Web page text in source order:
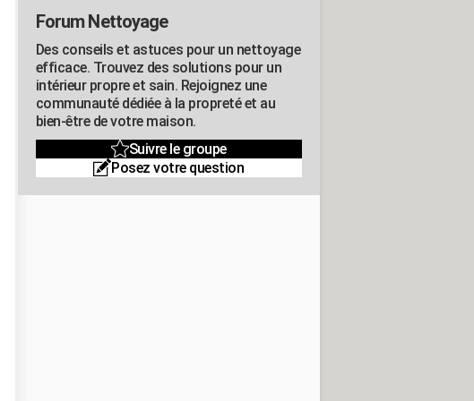
Forum Nettoyage
Des conseils et astuces pour un nettoyage
efficace. Trouvez des solutions pour un
intérieur propre et sain. Rejoignez une
communauté dédiée à la propreté et au
bien-être de votre maison.
Suivre le groupe
Posez votre question